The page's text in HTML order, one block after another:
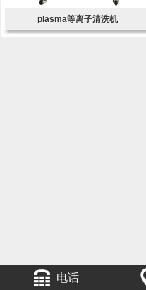
plasma等离子清洗机
电话